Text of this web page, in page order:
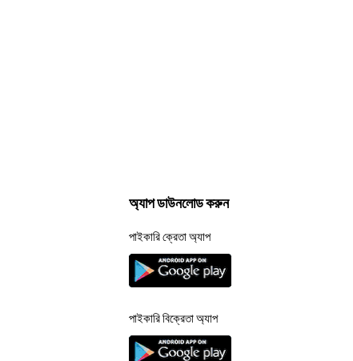
অ্যাপ ডাউনলোড করুন
পাইকারি ক্রেতা অ্যাপ
পাইকারি বিক্রেতা অ্যাপ